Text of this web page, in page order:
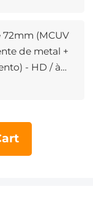
72mm (MCUV
de metal +
- HD / à
a arranhões